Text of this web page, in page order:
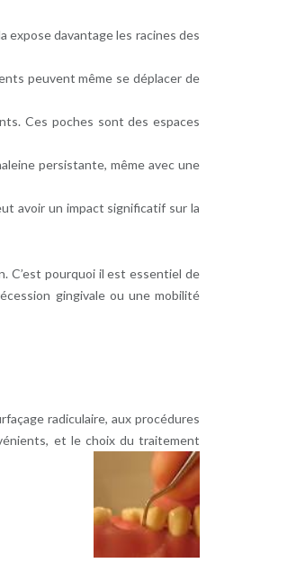
expose davantage les racines des
peuvent même se déplacer de
Ces poches sont des espaces
persistante, même avec une
avoir un impact significatif sur la
C’est pourquoi il est essentiel de
gingivale ou une mobilité
radiculaire, aux procédures
et le choix du traitement